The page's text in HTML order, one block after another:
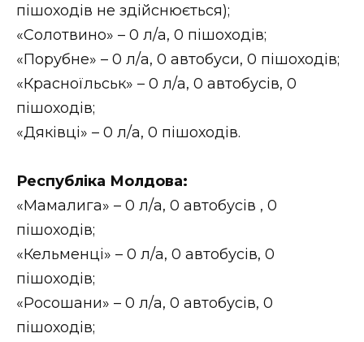
пішоходів не здійснюється);
«Солотвино» – 0 л/а, 0 пішоходів;
«Порубне» – 0 л/а, 0 автобуси, 0 пішоходів;
«Красноїльськ» – 0 л/а, 0 автобусів, 0
пішоходів;
«Дяківці» – 0 л/а, 0 пішоходів.
Республіка Молдова:
«Мамалига» – 0 л/а, 0 автобусів , 0
пішоходів;
«Кельменці» – 0 л/а, 0 автобусів, 0
пішоходів;
«Росошани» – 0 л/а, 0 автобусів, 0
пішоходів;